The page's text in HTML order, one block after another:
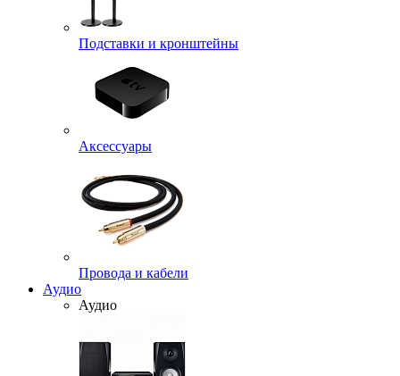
Подставки и кронштейны
Аксессуары
Провода и кабели
Аудио
Аудио